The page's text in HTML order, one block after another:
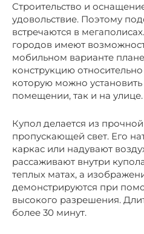
Строительство и
удовольствие. Поэтому
встречаются в
городов имеют
мобильном варианте
конструкцию
которую можно
помещении, так и на улице.
Купол делается из
пропускающей свет. Его
каркас или надувают
рассаживают внутри
теплых матах, а
демонстрируются при
высокого разрешения.
более 30 минут.